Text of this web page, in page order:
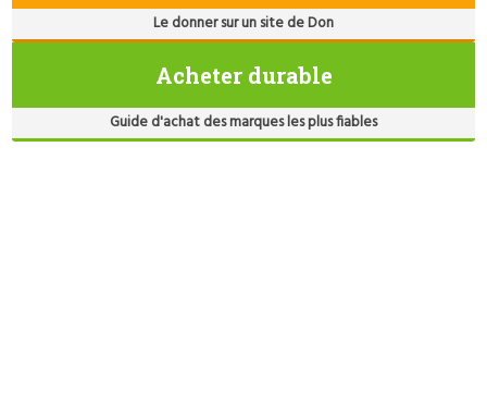
Le donner sur un site de Don
Acheter durable
Guide d'achat des marques les plus fiables